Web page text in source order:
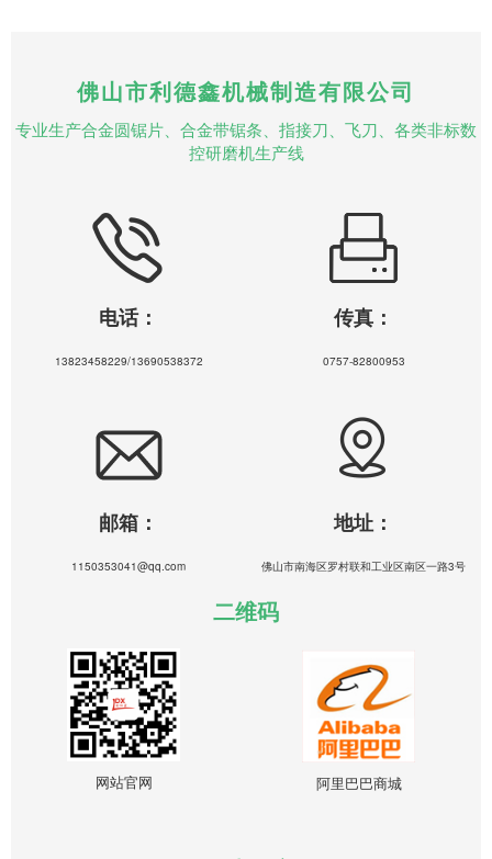
佛山市利德鑫机械制造有限公司
专业生产合金圆锯片、合金带锯条、指接刀、飞刀、各类非标数
控研磨机生产线
电话：
13823458229/13690538372
传真：
0757-82800953
邮箱：
1150353041@qq.com
地址：
佛山市南海区罗村联和工业区南区一路3号
二维码
网站官网 阿里巴巴商城